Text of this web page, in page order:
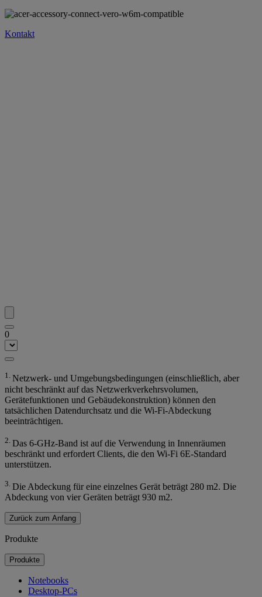
Kontakt
0
1. Netzwerk- und Umgebungsbedingungen (einschließlich, aber
nicht beschränkt auf das Netzwerkverkehrsvolumen,
Gerätefunktionen und Gebäudekonstruktion) können den
tatsächlichen Datendurchsatz und die Wi-Fi-Abdeckung
beeinträchtigen.
2. Das 6-GHz-Band ist auf die Verwendung in Innenräumen
beschränkt und erfordert Clients, die den Wi-Fi 6E-Standard
unterstützen.
3. Die Abdeckung für eine einzelnes Gerät beträgt 280 m2. Die
Abdeckung von vier Geräten beträgt 930 m2.
Zurück zum Anfang
Produkte
Produkte
Notebooks
Desktop-PCs